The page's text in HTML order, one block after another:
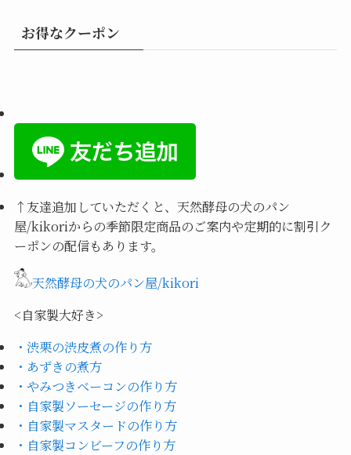
お得なクーポン
↑ 友達追加していただくと、天然酵母の犬のパン
屋/kikoriからの季節限定商品のご案内や定期的に割引ク
ーポンの配信もあります。
天然酵母の犬のパン屋/kikori
<自家製大好き>
・渋栗の渋皮煮の作り方
・あずきの煮方
・やみつきベーコンの作り方
・自家製ソーセージの作り方
・自家製マスタードの作り方
・自家製コンビーフの作り方